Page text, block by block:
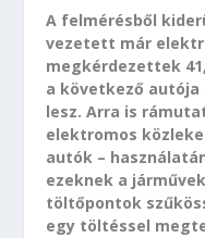
A felmérésből
vezetett már
megkérdezettek
a következő
lesz. Arra is
elektromos
autók –
ezeknek a
töltőpontok
egy töltéssel